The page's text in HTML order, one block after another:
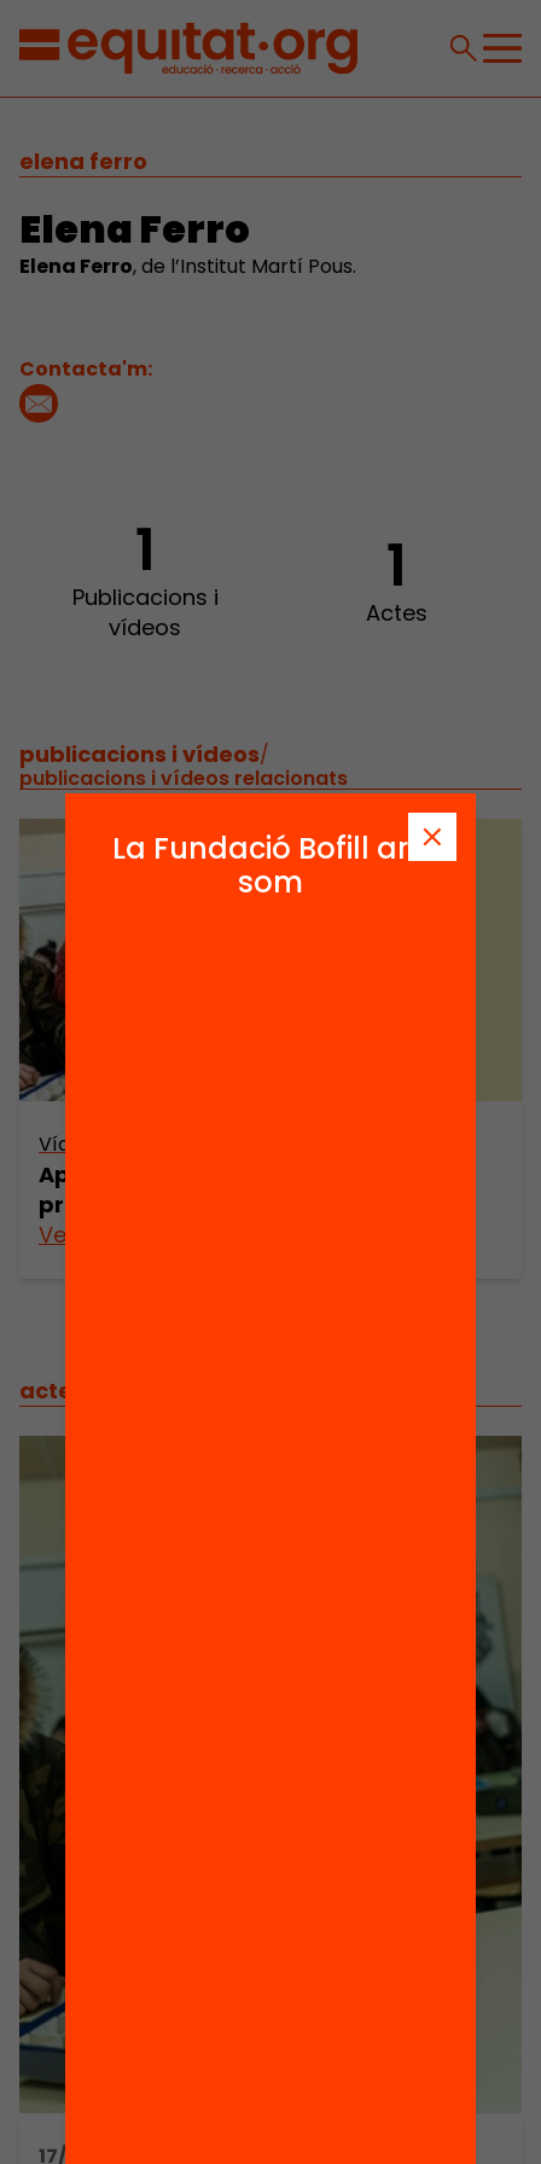
elena ferro
Elena Ferro
Elena Ferro, de l’Institut Martí Pous.
Contacta'm:
1
Publicacions i
vídeos
1
Actes
publicacions i vídeos/
publicacions i vídeos relacionats
Vídeo
Aprenent per projectes: estratègies i
programes que funcionen
Veure’n més
actes
17/07/2019 16:30h - 16:30h
La Fundació Bofill ara
som